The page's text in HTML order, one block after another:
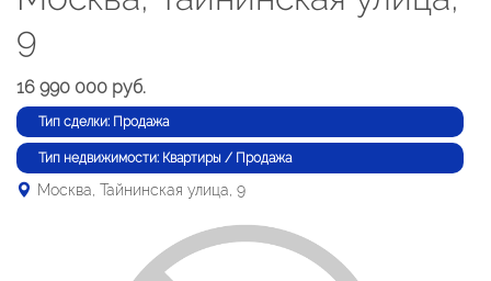
9
16 990 000 руб.
Тип сделки: Продажа
Тип недвижимости: Квартиры / Продажа
Москва, Тайнинская улица, 9